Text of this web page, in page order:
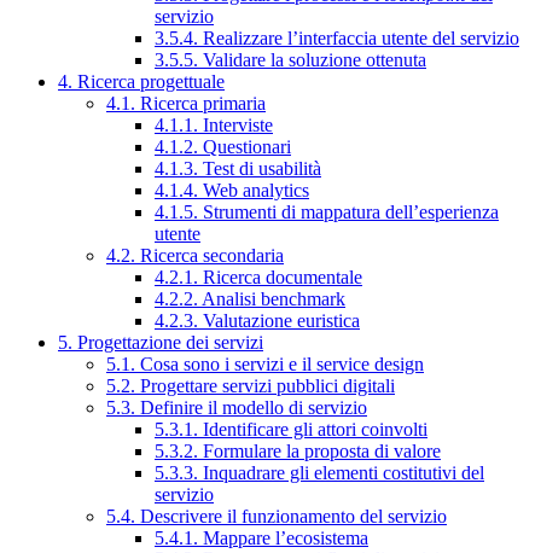
servizio
3.5.4. Realizzare l’interfaccia utente del servizio
3.5.5. Validare la soluzione ottenuta
4. Ricerca progettuale
4.1. Ricerca primaria
4.1.1. Interviste
4.1.2. Questionari
4.1.3. Test di usabilità
4.1.4. Web analytics
4.1.5. Strumenti di mappatura dell’esperienza
utente
4.2. Ricerca secondaria
4.2.1. Ricerca documentale
4.2.2. Analisi benchmark
4.2.3. Valutazione euristica
5. Progettazione dei servizi
5.1. Cosa sono i servizi e il service design
5.2. Progettare servizi pubblici digitali
5.3. Definire il modello di servizio
5.3.1. Identificare gli attori coinvolti
5.3.2. Formulare la proposta di valore
5.3.3. Inquadrare gli elementi costitutivi del
servizio
5.4. Descrivere il funzionamento del servizio
5.4.1. Mappare l’ecosistema